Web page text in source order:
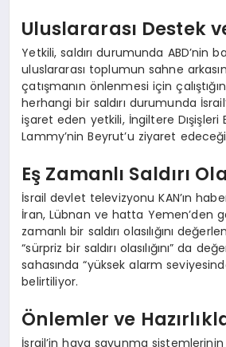
Uluslararası Destek
Yetkili, saldırı durumunda ABD’nin
uluslararası toplumun sahne
çatışmanın önlenmesi için
herhangi bir saldırı durumunda
işaret eden yetkili, İngiltere Dışişleri
Lammy’nin Beyrut’u ziyaret
Eş Zamanlı Saldırı
İsrail devlet televizyonu KAN’ın
İran, Lübnan ve hatta Yemen’den
zamanlı bir saldırı olasılığını
“sürpriz bir saldırı olasılığını” da
sahasında “yüksek alarm
belirtiliyor.
Önlemler ve
İsrail’in hava savunma